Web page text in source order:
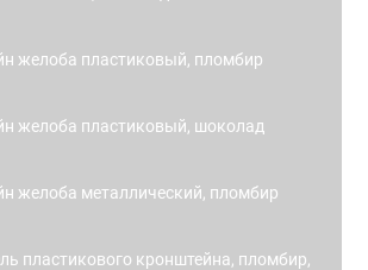
желоба пластиковый, пломбир
желоба пластиковый, шоколад
желоба металлический, пломбир
пластикового кронштейна, пломбир,